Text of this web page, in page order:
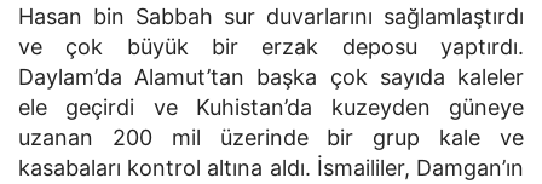
Hasan bin Sabbah sur duvarlarını sağlamlaştırdı
ve çok büyük bir erzak deposu yaptırdı.
Daylam’da Alamut’tan başka çok sayıda kaleler
ele geçirdi ve Kuhistan’da kuzeyden güneye
uzanan 200 mil üzerinde bir grup kale ve
kasabaları kontrol altına aldı. İsmaililer, Damgan’ın